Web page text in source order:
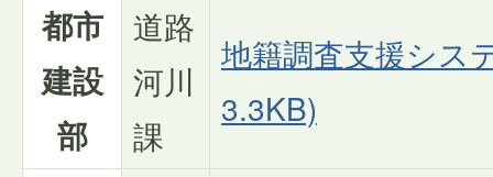
都市
建設
部
道路
河川
課
地籍調査支援シス
3.3KB)